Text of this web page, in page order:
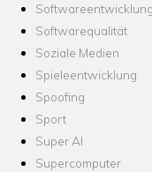
Softwareentwicklung
Softwarequalität
Soziale Medien
Spieleentwicklung
Spoofing
Sport
Super AI
Supercomputer